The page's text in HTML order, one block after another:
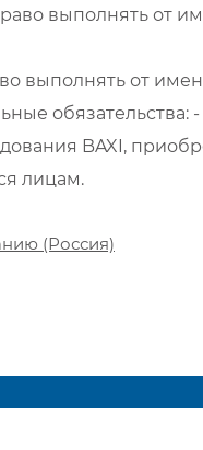
выполнять от
выполнять от
BAXI,
лицам.
(Россия)